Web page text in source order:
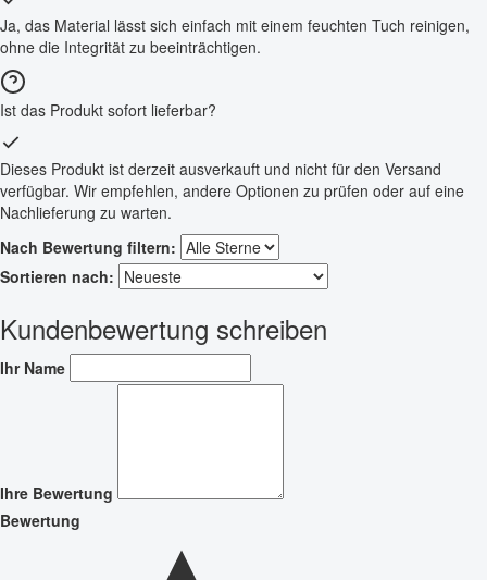
Ja, das Material lässt sich einfach mit einem feuchten Tuch reinigen,
ohne die Integrität zu beeinträchtigen.
Ist das Produkt sofort lieferbar?
Dieses Produkt ist derzeit ausverkauft und nicht für den Versand
verfügbar. Wir empfehlen, andere Optionen zu prüfen oder auf eine
Nachlieferung zu warten.
Nach Bewertung filtern:
Sortieren nach:
Kundenbewertung schreiben
Ihr Name
Ihre Bewertung
Bewertung